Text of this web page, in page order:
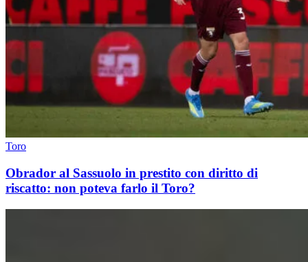
Toro
Obrador al Sassuolo in prestito con diritto di
riscatto: non poteva farlo il Toro?